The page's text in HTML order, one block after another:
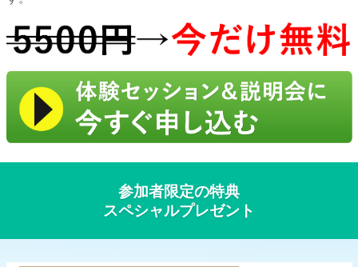
参加者限定の特典
スペシャルプレゼント